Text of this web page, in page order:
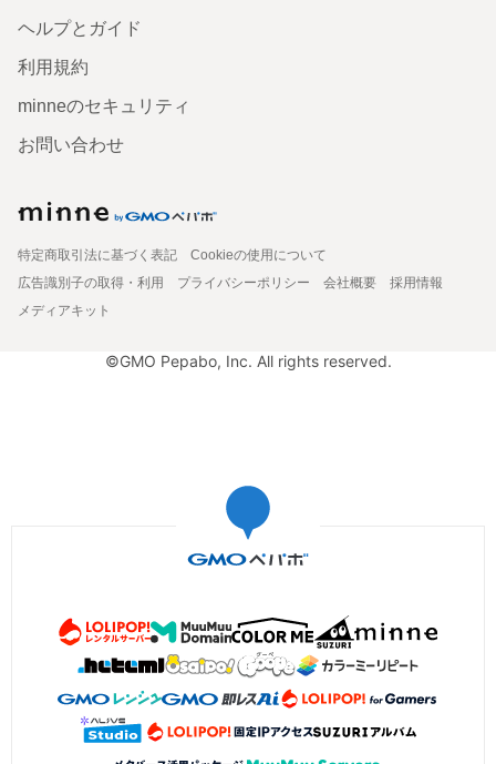
ヘルプとガイド
利用規約
minneのセキュリティ
お問い合わせ
特定商取引法に基づく表記
Cookieの使用について
広告識別子の取得・利用
プライバシーポリシー 会社概要
採用情報
メディアキット
©GMO Pepabo, Inc. All rights reserved.